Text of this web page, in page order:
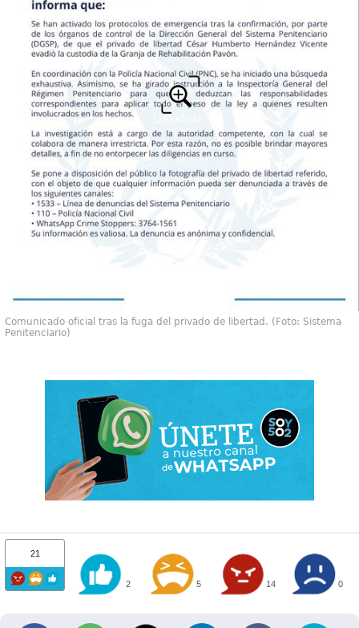
Comunicado oficial tras la fuga del privado de libertad. (Foto: Sistema
Penitenciario)
21
2 5 14 0